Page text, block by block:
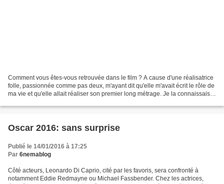
Comment vous êtes-vous retrouvée dans le film ? A cause d'une réalisatrice
folle, passionnée comme pas deux, m'ayant dit qu'elle m'avait écrit le rôle de
ma vie et qu'elle allait réaliser son premier long métrage. Je la connaissais
Oscar 2016: sans surprise
Publié le 14/01/2016 à 17:25
Par 6nemablog
Côté acteurs, Leonardo Di Caprio, cité par les favoris, sera confronté à
notamment Eddie Redmayne ou Michael Fassbender. Chez les actrices,